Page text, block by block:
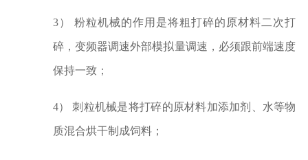
3） 粉粒机械的作用是将粗打碎的原材料二次打
碎，变频器调速外部模拟量调速，必须跟前端速度
保持一致；
4）刺粒机械是将打碎的原材料加添加剂、水等物
质混合烘干制成饲料；